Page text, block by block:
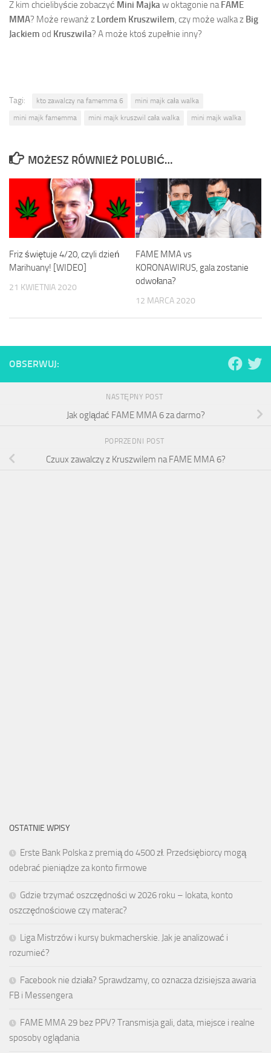
Z kim chcielibyście zobaczyć Mini Majkaw oktagonie na FAME
MMA? Może rewanż z Lordem Kruszwilem, czy może walka z Big
Jackiem od Kruszwila? A może ktoś zupełnie inny?
Tagi: kto zawalczy na famemma 6
mini majk cała walka
mini majk famemma
mini majk kruszwil cała walka mini majk walka
MOŻESZ RÓWNIEŻ POLUBIĆ…
Friz świętuje 4/20, czyli dzień
Marihuany! [WIDEO]
21 KWIETNIA 2020
FAME MMA vs
KORONAWIRUS, gala zostanie
odwołana?
12 MARCA 2020
OBSERWUJ:
NASTĘPNY POST
Jak oglądać FAME MMA 6 za darmo?
POPRZEDNI POST
Czuux zawalczy z Kruszwilem na FAME MMA 6?
OSTATNIE WPISY
Erste Bank Polska z premią do 4500 zł. Przedsiębiorcy mogą
odebrać pieniądze za konto firmowe
Gdzie trzymać oszczędności w 2026 roku – lokata, konto
oszczędnościowe czy materac?
Liga Mistrzów i kursy bukmacherskie. Jak je analizować i
rozumieć?
Facebook nie działa? Sprawdzamy, co oznacza dzisiejsza awaria
FB i Messengera
FAME MMA 29 bez PPV? Transmisja gali, data, miejsce i realne
sposoby oglądania